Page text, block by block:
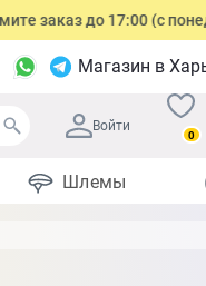
заказ до 17:00 (с
Магазин в
Войти
0
Шлемы